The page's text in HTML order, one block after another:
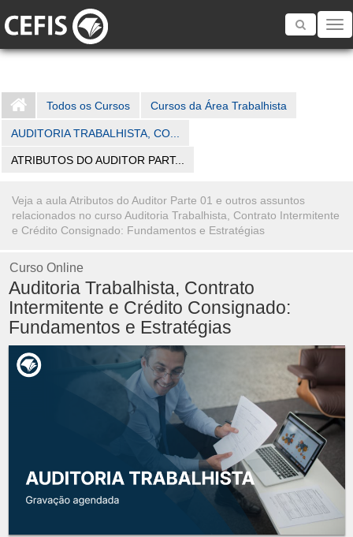
Toggle
Todos os Cursos Cursos da Área Trabalhista
AUDITORIA TRABALHISTA, CO...
ATRIBUTOS DO AUDITOR PART...
Veja a aula Atributos do Auditor Parte 01 e outros assuntos
relacionados no curso Auditoria Trabalhista, Contrato Intermitente
e Crédito Consignado: Fundamentos e Estratégias
Curso Online
Auditoria Trabalhista, Contrato
Intermitente e Crédito Consignado:
Fundamentos e Estratégias